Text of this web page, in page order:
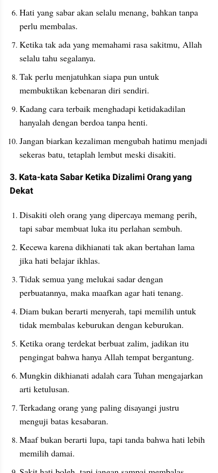
Hati yang sabar akan selalu menang, bahkan tanpa
perlu membalas.
Ketika tak ada yang memahami rasa sakitmu, Allah
selalu tahu segalanya.
Tak perlu menjatuhkan siapa pun untuk
membuktikan kebenaran diri sendiri.
Kadang cara terbaik menghadapi ketidakadilan
hanyalah dengan berdoa tanpa henti.
Jangan biarkan kezaliman mengubah hatimu menjadi
sekeras batu, tetaplah lembut meski disakiti.
3. Kata-kata Sabar Ketika Dizalimi Orang yang
Dekat
Disakiti oleh orang yang dipercaya memang perih,
tapi sabar membuat luka itu perlahan sembuh.
Kecewa karena dikhianati tak akan bertahan lama
jika hati belajar ikhlas.
Tidak semua yang melukai sadar dengan
perbuatannya, maka maafkan agar hati tenang.
Diam bukan berarti menyerah, tapi memilih untuk
tidak membalas keburukan dengan keburukan.
Ketika orang terdekat berbuat zalim, jadikan itu
pengingat bahwa hanya Allah tempat bergantung.
Mungkin dikhianati adalah cara Tuhan mengajarkan
arti ketulusan.
Terkadang orang yang paling disayangi justru
menguji batas kesabaran.
Maaf bukan berarti lupa, tapi tanda bahwa hati lebih
memilih damai.